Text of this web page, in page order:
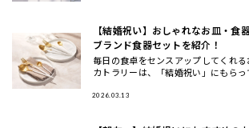
【結婚祝い】おしゃれなお皿・食
ブランド食器セットを紹介！
毎日の食卓をセンスアップしてくれ
カトラリーは、「結婚祝い」にもら
って嬉しいテ
2026.03.13